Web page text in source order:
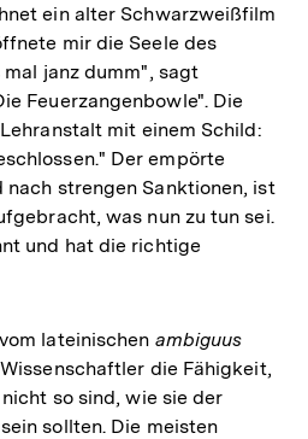
ein alter Schwarzweißfilm
mir die Seele des
mal janz dumm", sagt
Feuerzangenbowle". Die
mit einem Schild:
Der empörte
strengen Sanktionen, ist
was nun zu tun sei.
und hat die richtige
lateinischen ambiguus
die Fähigkeit,
so sind, wie sie der
sollten. Die meisten